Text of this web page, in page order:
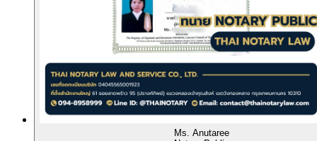
Ms. Anutaree